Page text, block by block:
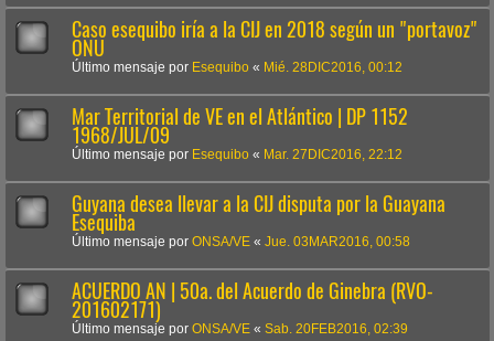
Caso esequibo iría a la CIJ en 2018 según un "portavoz"
ONU
Último mensaje por Esequibo « Mié. 28DIC2016, 00:12
Mar Territorial de VE en el Atlántico | DP 1152
1968/JUL/09
Último mensaje por Esequibo « Mar. 27DIC2016, 22:12
Guyana desea llevar a la CIJ disputa por la Guayana
Esequiba
Último mensaje por ONSA/VE « Jue. 03MAR2016, 00:58
ACUERDO AN | 50a. del Acuerdo de Ginebra (RVO-
201602171)
Último mensaje por ONSA/VE « Sab. 20FEB2016, 02:39